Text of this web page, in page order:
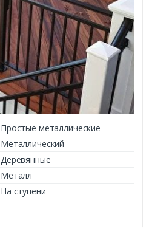
Простые металлические
Металлический
Деревянные
Металл
На ступени